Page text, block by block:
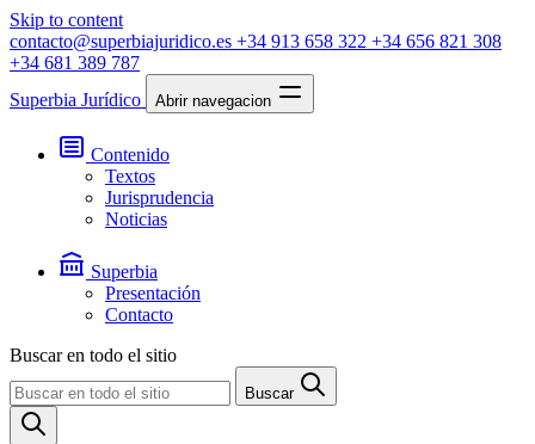
Skip to content
contacto@superbiajuridico.es +34 913 658 322 +34 656 821 308
+34 681 389 787
Superbia Jurídico
Abrir navegacion
Contenido
Textos
Jurisprudencia
Noticias
Superbia
Presentación
Contacto
Buscar en todo el sitio
Buscar